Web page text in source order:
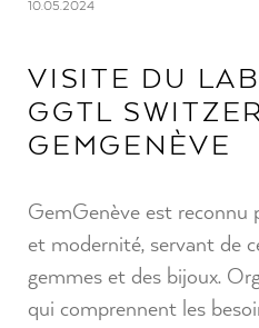
10.05.2024
VISITE DU
GGTL
GEMGENÈVE
GemGenève est reconnu
et modernité, servant de
gemmes et des bijoux.
qui comprennent les